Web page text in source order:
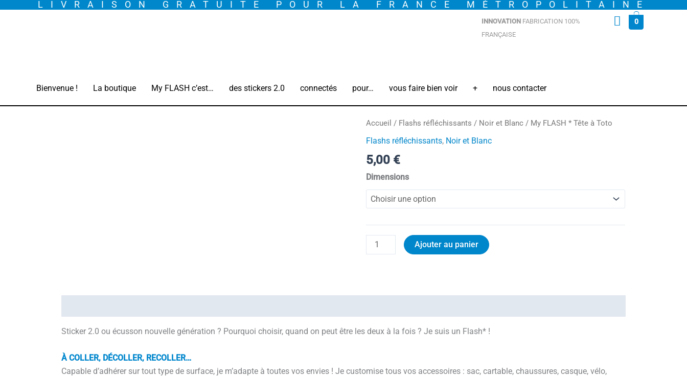
LIVRAISON GRATUITE POUR LA FRANCE MÉTROPOLITAINE
INNOVATION FABRICATION 100%
FRANÇAISE
0
Bienvenue ! La boutique My FLASH c’est… des stickers 2.0 connectés pour… vous faire bien voir + nous contacter
Accueil / Flashs réfléchissants / Noir et Blanc / My FLASH * Tête à Toto
Flashs réfléchissants, Noir et Blanc
5,00 €
Dimensions
quantité
de
FLASH
*
Tête
Ajouter au panier
Sticker 2.0 ou écusson nouvelle génération ? Pourquoi choisir, quand on peut être les deux à la fois ? Je suis un Flash* !
À COLLER, DÉCOLLER, RECOLLER…
Capable d’adhérer sur tout type de surface, je m’adapte à toutes vos envies ! Je customise tous vos accessoires : sac, cartable, chaussures, casque, vélo,